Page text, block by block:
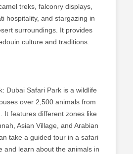
treks, falconry displays,
hospitality, and stargazing in
surroundings. It provides
culture and traditions.
Dubai Safari Park is a wildlife
over 2,500 animals from
It features different zones like
Asian Village, and Arabian
take a guided tour in a safari
and learn about the animals in